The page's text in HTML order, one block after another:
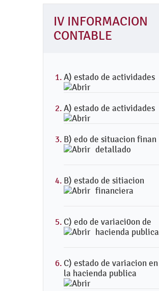
IV INFORMACION
CONTABLE
A) estado de actividades
A) estado de actividades
B) edo de situacion finan
detallado
B) estado de sitiacion
financiera
C) edo de variaci0on de
hacienda publica
C) estado de variacion en
la hacienda publica